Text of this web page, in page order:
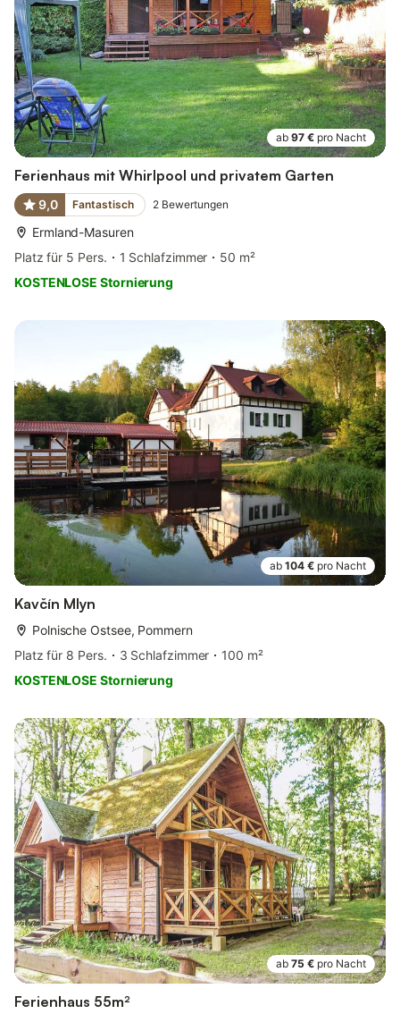
ab 97 € pro Nacht
Ferienhaus mit Whirlpool und privatem Garten
9,0 Fantastisch 2 Bewertungen
Ermland-Masuren
Platz für 5 Pers.
1 Schlafzimmer
50 m²
KOSTENLOSE Stornierung
ab 104 € pro Nacht
Kavčín Mlyn
Polnische Ostsee, Pommern
Platz für 8 Pers.
3 Schlafzimmer
100 m²
KOSTENLOSE Stornierung
ab 75 € pro Nacht
Ferienhaus 55m²